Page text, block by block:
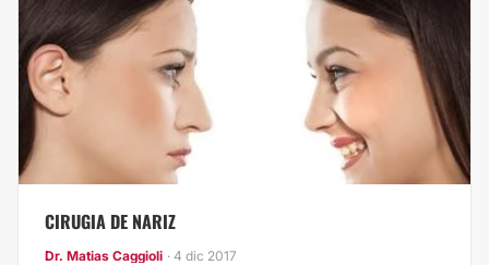
CIRUGIA DE NARIZ
Dr. Matias Caggioli · 4 dic 2017